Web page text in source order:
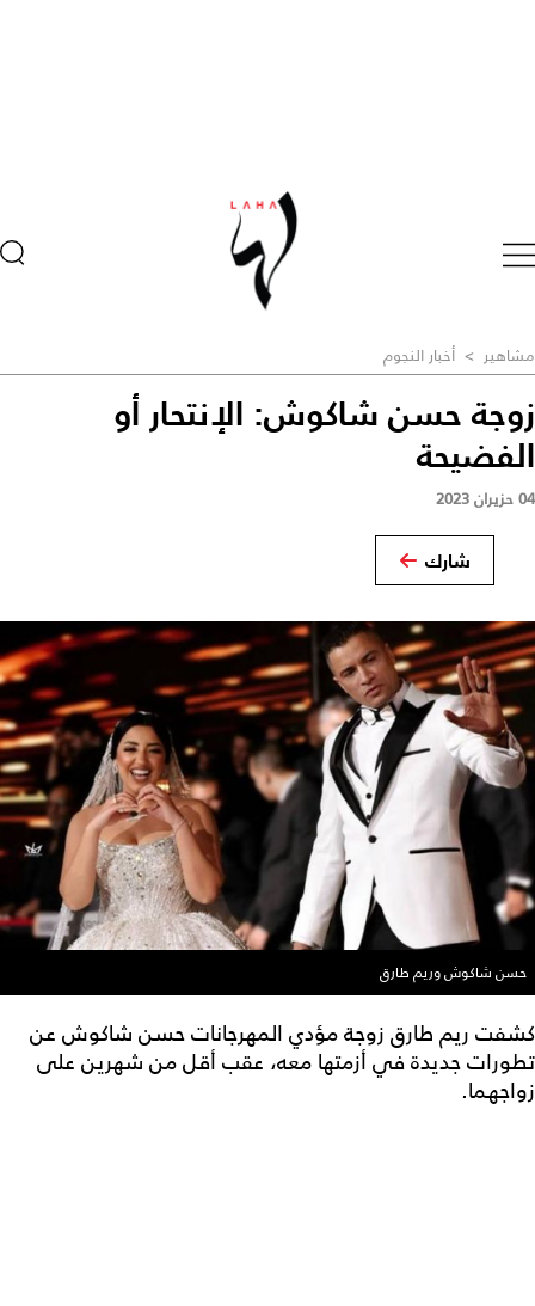
مشاهير > أخبار النجوم
زوجة حسن شاكوش: الإنتحار أو
الفضيحة
04 حزيران 2023
شارك
حسن شاكوش وريم طارق
كشفت ريم طارق زوجة مؤدي المهرجانات حسن شاكوش عن
تطورات جديدة في أزمتها معه، عقب أقل من شهرين على
زواجهما.